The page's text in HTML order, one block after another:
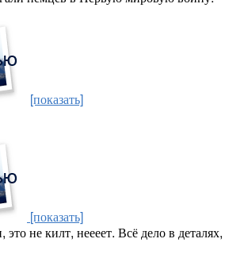
[показать]
[показать]
не килт, неееет. Всё дело в деталях,